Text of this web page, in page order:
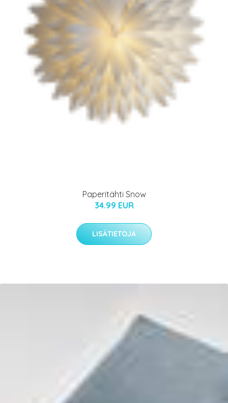
Paperitähti Snow
34.99 EUR
LISÄTIETOJA